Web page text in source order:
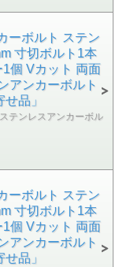
ーボルト ステン
寸切ボルト1本
個 Vカット 両面
アンカーボルト
品」
テンレスアンカーボル
ーボルト ステン
寸切ボルト1本
個 Vカット 両面
アンカーボルト
品」